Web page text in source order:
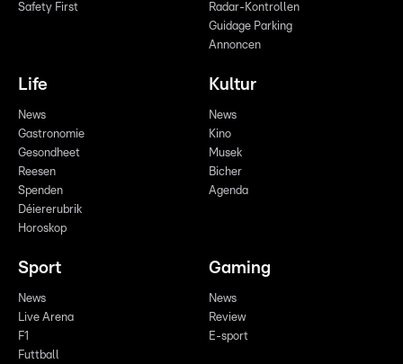
Safety First
Radar-Kontrollen
Guidage Parking
Annoncen
Life
News
Gastronomie
Gesondheet
Reesen
Spenden
Déiererubrik
Horoskop
Kultur
News
Kino
Musek
Bicher
Agenda
Sport
News
Live Arena
F1
Futtball
Gaming
News
Review
E-sport